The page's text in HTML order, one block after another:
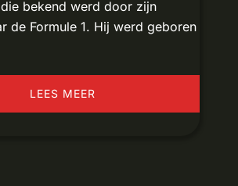
bekend werd door zijn
de Formule 1. Hij werd geboren
LEES MEER